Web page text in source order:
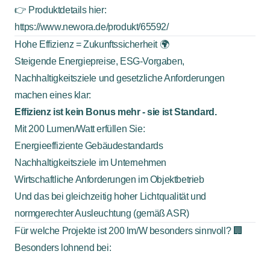
👉 Produktdetails hier:
https://www.newora.de/produkt/65592/
Hohe Effizienz = Zukunftssicherheit 🌍
Steigende Energiepreise, ESG-Vorgaben,
Nachhaltigkeitsziele und gesetzliche Anforderungen
machen eines klar:
Effizienz ist kein Bonus mehr - sie ist Standard.
Mit 200 Lumen/Watt erfüllen Sie:
Energieeffiziente Gebäudestandards
Nachhaltigkeitsziele im Unternehmen
Wirtschaftliche Anforderungen im Objektbetrieb
Und das bei gleichzeitig hoher Lichtqualität und
normgerechter Ausleuchtung (gemäß ASR)
Für welche Projekte ist 200 lm/W besonders sinnvoll? 🏢
Besonders lohnend bei: